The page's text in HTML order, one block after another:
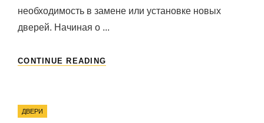
необходимость в замене или установке новых
дверей. Начиная о ...
CONTINUE READING
Categories
ДВЕРИ